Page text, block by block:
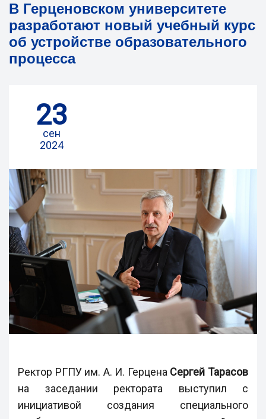
В Герценовском университете
разработают новый учебный курс
об устройстве образовательного
процесса
23
сен
2024
Ректор РГПУ им. А. И. Герцена Сергей Тарасов
на заседании ректората выступил с
инициативой создания специального